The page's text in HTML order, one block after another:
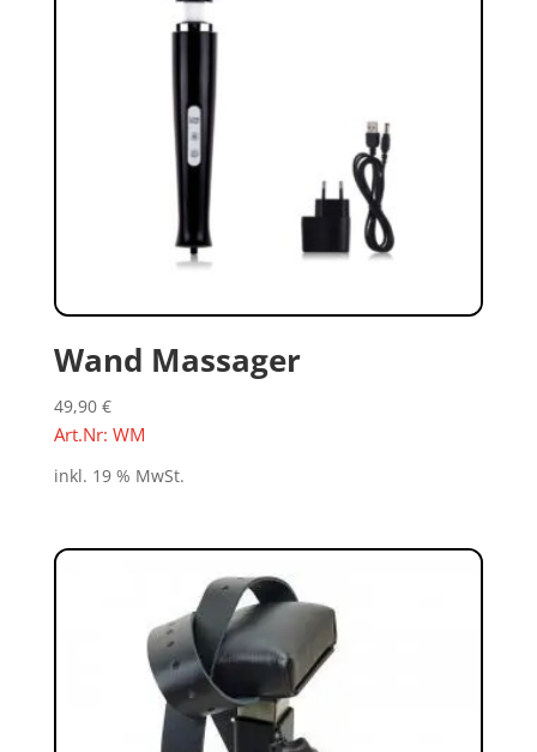
Wand Massager
49,90 €
Art.Nr: WM
inkl. 19 % MwSt.